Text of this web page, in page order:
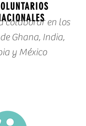
colaborar en los
Ghana, India,
y México